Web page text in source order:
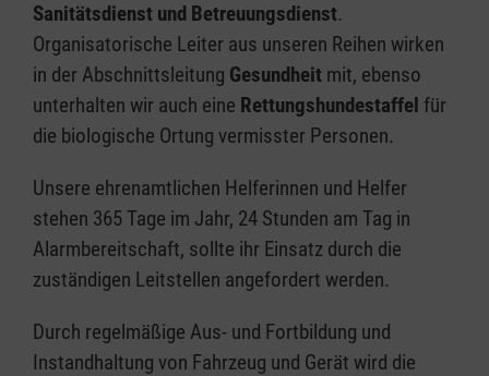
Sanitätsdienst und Betreuungsdienst.
Organisatorische Leiter aus unseren Reihen wirken
in der Abschnittsleitung Gesundheit mit, ebenso
unterhalten wir auch eine Rettungshundestaffel für
die biologische Ortung vermisster Personen.
Unsere ehrenamtlichen Helferinnen und Helfer
stehen 365 Tage im Jahr, 24 Stunden am Tag in
Alarmbereitschaft, sollte ihr Einsatz durch die
zuständigen Leitstellen angefordert werden.
Durch regelmäßige Aus- und Fortbildung und
Instandhaltung von Fahrzeug und Gerät wird die